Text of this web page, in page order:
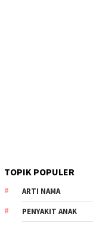
TOPIK POPULER
ARTI NAMA
PENYAKIT ANAK